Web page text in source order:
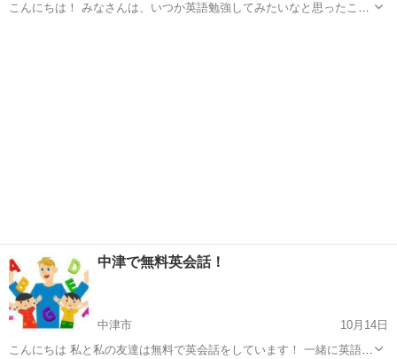
こんにちは！ みなさんは、いつか英語勉強してみたいなと思ったこと
中津で無料英会話！
中津市
10月14日
こんにちは 私と私の友達は無料で英会話をしています！ 一緒に英語を